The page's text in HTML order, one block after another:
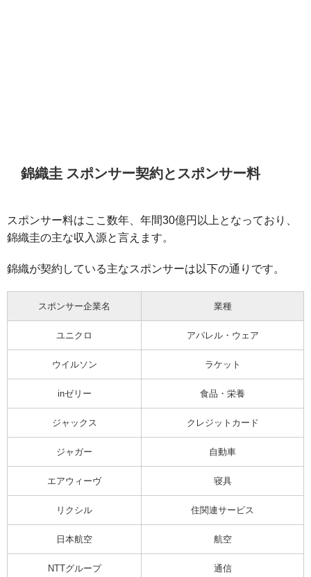
錦織圭 スポンサー契約とスポンサー料
スポンサー料はここ数年、年間30億円以上となっており、
錦織圭の主な収入源と言えます。
錦織が契約している主なスポンサーは以下の通りです。
スポンサー企業名 業種
ユニクロ アパレル・ウェア
ウイルソン ラケット
inゼリー 食品・栄養
ジャックス クレジットカード
ジャガー 自動車
エアウィーヴ 寝具
リクシル 住関連サービス
日本航空 航空
NTTグループ 通信